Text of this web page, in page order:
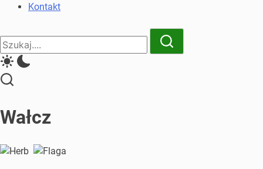
Kontakt
Close
Search
Search
Wałcz